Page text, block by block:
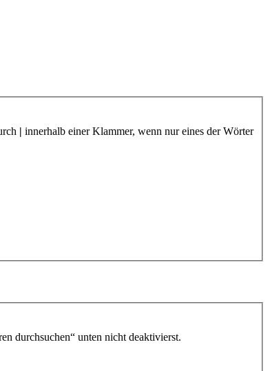
| innerhalb einer Klammer, wenn nur eines der Wörter
durchsuchen“ unten nicht deaktivierst.